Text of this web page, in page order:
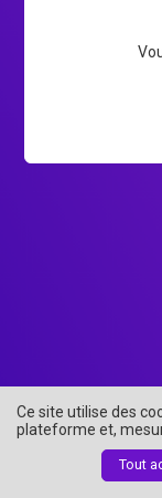
Ce site utilise des
plateforme et,
Tout